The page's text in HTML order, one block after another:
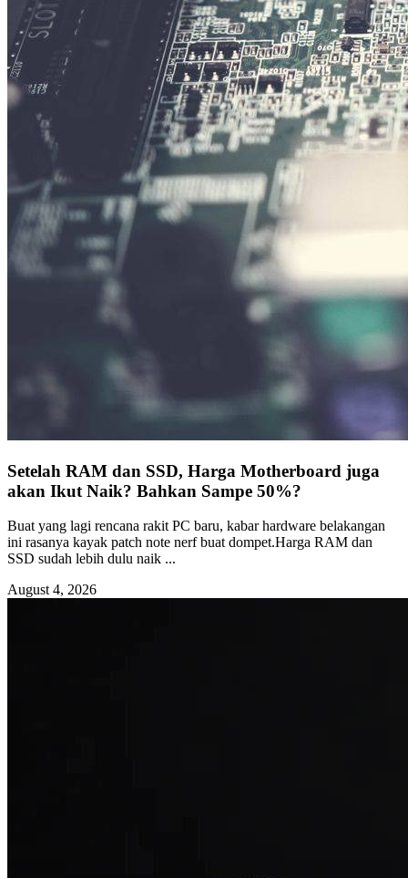
Setelah RAM dan SSD, Harga Motherboard juga
akan Ikut Naik? Bahkan Sampe 50%?
Buat yang lagi rencana rakit PC baru, kabar hardware belakangan
ini rasanya kayak patch note nerf buat dompet.Harga RAM dan
SSD sudah lebih dulu naik ...
August 4, 2026